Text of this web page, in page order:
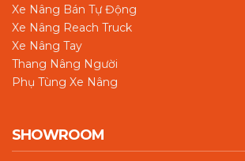
Xe Nâng Bán Tự Động
Xe Nâng Reach Truck
Xe Nâng Tay
Thang Nâng Người
Phụ Tùng Xe Nâng
SHOWROOM